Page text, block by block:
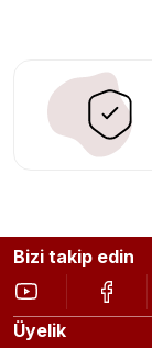
Bizi takip edin
Üyelik